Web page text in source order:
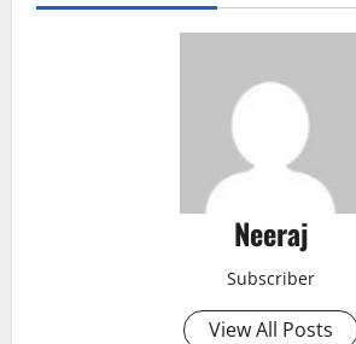
Neeraj
Subscriber
View All Posts